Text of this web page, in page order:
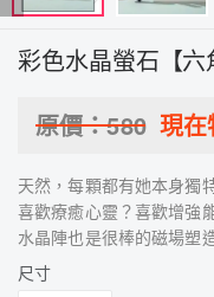
彩色水晶螢石【六
原價：580 現
天然，每顆都有她本身獨
喜歡療癒心靈？喜歡增強
水晶陣也是很棒的磁場塑
尺寸